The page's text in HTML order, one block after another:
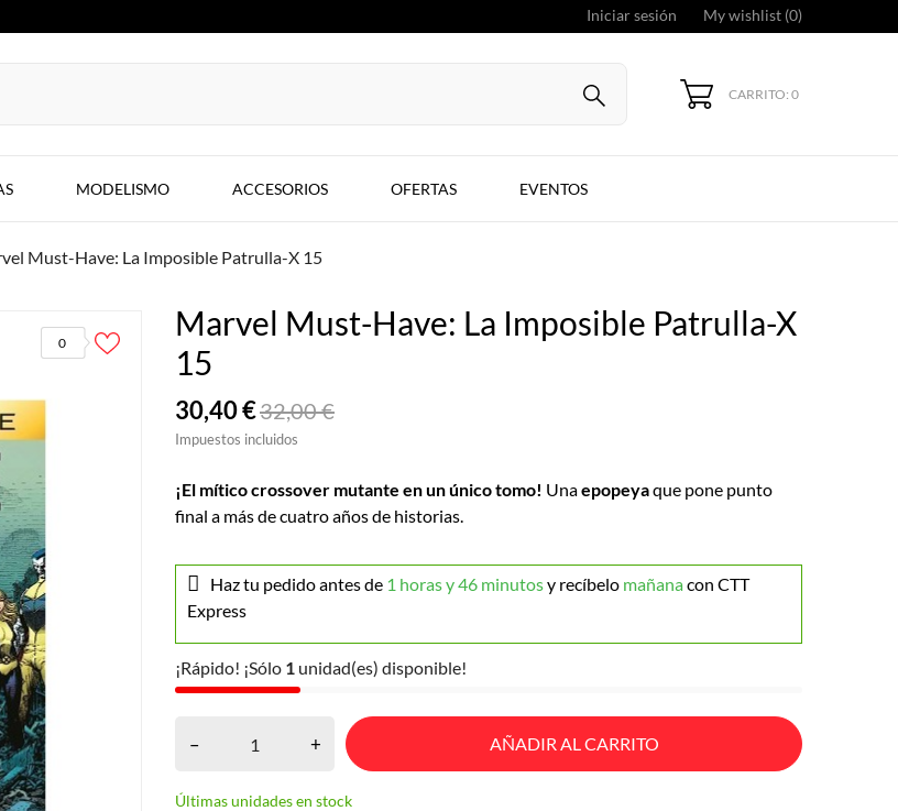
Iniciar sesión My wishlist (0)
CARRITO: 0
MODELISMO ACCESORIOS OFERTAS EVENTOS
Must-Have: La Imposible Patrulla-X 15
0
Marvel Must-Have: La Imposible Patrulla-X
15
30,40 €32,00 €
Impuestos incluidos
¡El mítico crossover mutante en un único tomo! Unaepopeyaque pone punto
final a más de cuatro años de historias.
Haz tu pedido antes de 1 horas y 46 minutosy recíbelo mañanacon CTT
Express
¡Rápido! ¡Sólo 1 unidad(es) disponible!
– + AÑADIR AL CARRITO
Últimas unidades en stock